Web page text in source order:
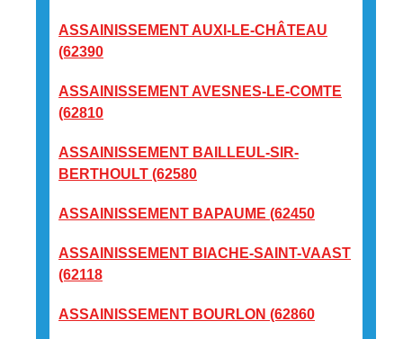
ASSAINISSEMENT AUXI-LE-CHÂTEAU
(62390
ASSAINISSEMENT AVESNES-LE-COMTE
(62810
ASSAINISSEMENT BAILLEUL-SIR-
BERTHOULT (62580
ASSAINISSEMENT BAPAUME (62450
ASSAINISSEMENT BIACHE-SAINT-VAAST
(62118
ASSAINISSEMENT BOURLON (62860